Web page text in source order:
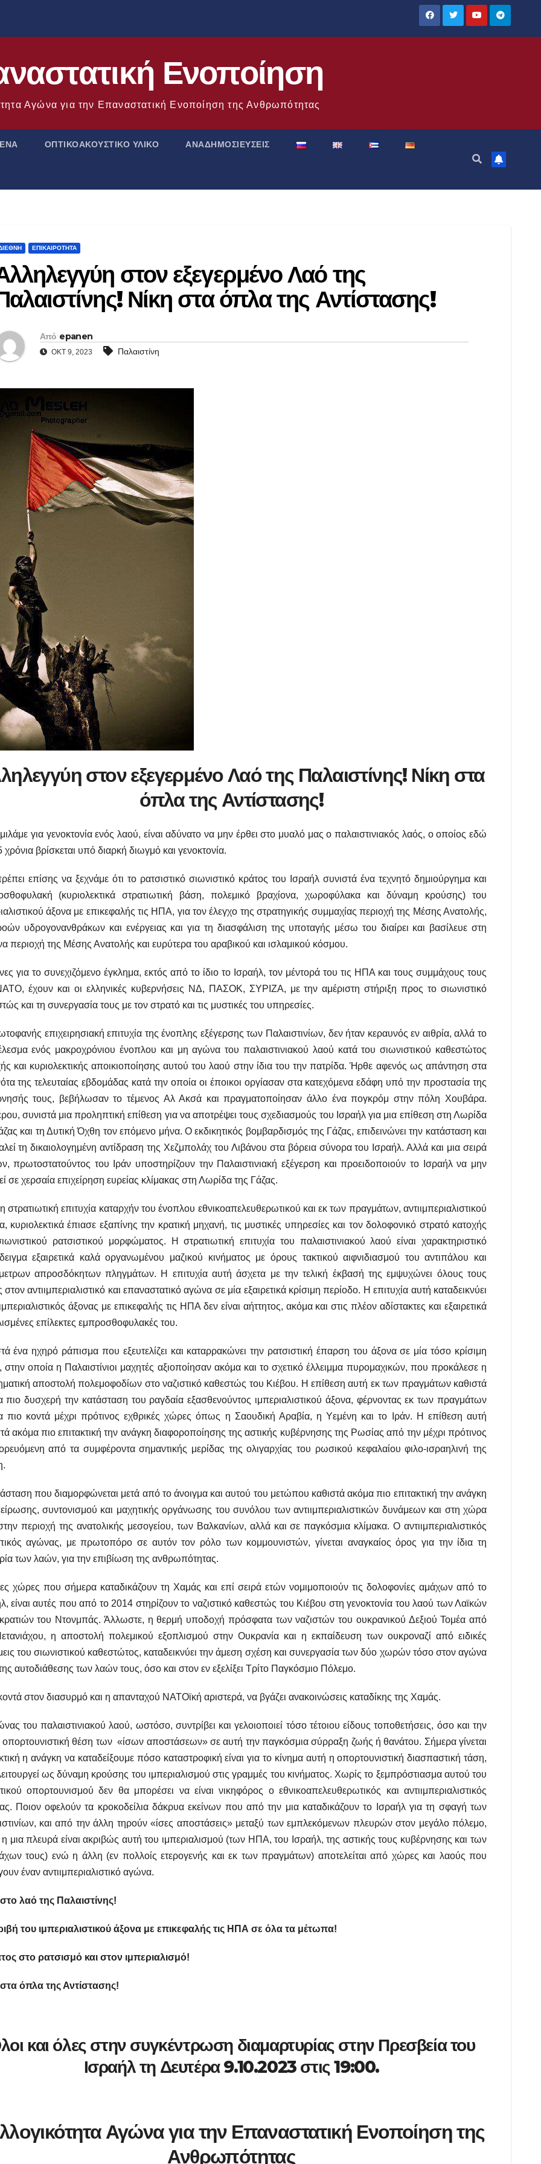
Ενοποίηση
Αγώνα για την Επαναστατική Ενοποίηση της Ανθρωπότητας
ΟΠΤΙΚΟΑΚΟΥΣΤΙΚΟ ΥΛΙΚΟ ΑΝΑΔΗΜΟΣΙΕΥΣΕΙΣ
ΕΠΙΚΑΙΡΌΤΗΤΑ
στον εξεγερμένο Λαό της
Νίκη στα όπλα της Αντίστασης!
Από epanen
ΟΚΤ 9, 2023 Παλαιστίνη
στον εξεγερμένο Λαό της Παλαιστίνης! Νίκη στα
όπλα της Αντίστασης!
για γενοκτονία ενός λαού, είναι αδύνατο να μην έρθει στο μυαλό μας ο παλαιστινιακός λαός, ο οποίος εδώ
χρόνια βρίσκεται υπό διαρκή διωγμό και γενοκτονία.
επίσης να ξεχνάμε ότι το ρατσιστικό σιωνιστικό κράτος του Ισραήλ συνιστά ένα τεχνητό δημιούργημα και
(κυριολεκτικά στρατιωτική βάση, πολεμικό βραχίονα, χωροφύλακα και δύναμη κρούσης) του
άξονα με επικεφαλής τις ΗΠΑ, για τον έλεγχο της στρατηγικής συμμαχίας περιοχή της Μέσης Ανατολής,
υδρογονανθράκων και ενέργειας και για τη διασφάλιση της υποταγής μέσω του διαίρει και βασίλευε στη
περιοχή της Μέσης Ανατολής και ευρύτερα του αραβικού και ισλαμικού κόσμου.
για το συνεχιζόμενο έγκλημα, εκτός από το ίδιο το Ισραήλ, τον μέντορά του τις ΗΠΑ και τους συμμάχους τους
έχουν και οι ελληνικές κυβερνήσεις ΝΔ, ΠΑΣΟΚ, ΣΥΡΙΖΑ, με την αμέριστη στήριξη προς το σιωνιστικό
και τη συνεργασία τους με τον στρατό και τις μυστικές του υπηρεσίες.
επιχειρησιακή επιτυχία της ένοπλης εξέγερσης των Παλαιστινίων, δεν ήταν κεραυνός εν αιθρία, αλλά το
ενός μακροχρόνιου ένοπλου και μη αγώνα του παλαιστινιακού λαού κατά του σιωνιστικού καθεστώτος
και κυριολεκτικής αποικιοποίησης αυτού του λαού στην ίδια του την πατρίδα. Ήρθε αφενός ως απάντηση στα
της τελευταίας εβδομάδας κατά την οποία οι έποικοι οργίασαν στα κατεχόμενα εδάφη υπό την προστασία της
τους, βεβήλωσαν το τέμενος Αλ Ακσά και πραγματοποίησαν άλλο ένα πογκρόμ στην πόλη Χουβάρα.
συνιστά μια προληπτική επίθεση για να αποτρέψει τους σχεδιασμούς του Ισραήλ για μια επίθεση στη Λωρίδα
και τη Δυτική Όχθη τον επόμενο μήνα. Ο εκδικητικός βομβαρδισμός της Γάζας, επιδεινώνει την κατάσταση και
τη δικαιολογημένη αντίδραση της Χεζμπολάχ του Λιβάνου στα βόρεια σύνορα του Ισραήλ. Αλλά και μια σειρά
πρωτοστατούντος του Ιράν υποστηρίζουν την Παλαιστινιακή εξέγερση και προειδοποιούν το Ισραήλ να μην
σε χερσαία επιχείρηση ευρείας κλίμακας στη Λωρίδα της Γάζας.
στρατιωτική επιτυχία καταρχήν του ένοπλου εθνικοαπελευθερωτικού και εκ των πραγμάτων, αντιιμπεριαλιστικού
κυριολεκτικά έπιασε εξαπίνης την κρατική μηχανή, τις μυστικές υπηρεσίες και τον δολοφονικό στρατό κατοχής
ρατσιστικού μορφώματος. Η στρατιωτική επιτυχία του παλαιστινιακού λαού είναι χαρακτηριστικό
εξαιρετικά καλά οργανωμένου μαζικού κινήματος με όρους τακτικού αιφνιδιασμού του αντιπάλου και
απροσδόκητων πληγμάτων. Η επιτυχία αυτή άσχετα με την τελική έκβασή της εμψυχώνει όλους τους
αντιιμπεριαλιστικό και επαναστατικό αγώνα σε μία εξαιρετικά κρίσιμη περίοδο. Η επιτυχία αυτή καταδεικνύει
άξονας με επικεφαλής τις ΗΠΑ δεν είναι αήττητος, ακόμα και στις πλέον αδίστακτες και εξαιρετικά
επίλεκτες εμπροσθοφυλακές του.
ένα ηχηρό ράπισμα που εξευτελίζει και καταρρακώνει την ρατσιστική έπαρση του άξονα σε μία τόσο κρίσιμη
οποία η Παλαιστίνιοι μαχητές αξιοποίησαν ακόμα και το σχετικό έλλειμμα πυρομαχικών, που προκάλεσε η
αποστολή πολεμοφοδίων στο ναζιστικό καθεστώς του Κιέβου. Η επίθεση αυτή εκ των πραγμάτων καθιστά
πιο δυσχερή την κατάσταση του ραγδαία εξασθενούντος ιμπεριαλιστικού άξονα, φέρνοντας εκ των πραγμάτων
πιο κοντά μέχρι πρότινος εχθρικές χώρες όπως η Σαουδική Αραβία, η Υεμένη και το Ιράν. Η επίθεση αυτή
ακόμα πιο επιτακτική την ανάγκη διαφοροποίησης της αστικής κυβέρνησης της Ρωσίας από την μέχρι πρότινος
από τα συμφέροντα σημαντικής μερίδας της ολιγαρχίας του ρωσικού κεφαλαίου φιλο-ισραηλινή της
που διαμορφώνεται μετά από το άνοιγμα και αυτού του μετώπου καθιστά ακόμα πιο επιτακτική την ανάγκη
συντονισμού και μαχητικής οργάνωσης του συνόλου των αντιιμπεριαλιστικών δυνάμεων και στη χώρα
περιοχή της ανατολικής μεσογείου, των Βαλκανίων, αλλά και σε παγκόσμια κλίμακα. Ο αντιιμπεριαλιστικός
αγώνας, με πρωτοπόρο σε αυτόν τον ρόλο των κομμουνιστών, γίνεται αναγκαίος όρος για την ίδια τη
των λαών, για την επιβίωση της ανθρωπότητας.
χώρες που σήμερα καταδικάζουν τη Χαμάς και επί σειρά ετών νομιμοποιούν τις δολοφονίες αμάχων από το
είναι αυτές που από το 2014 στηρίζουν το ναζιστικό καθεστώς του Κιέβου στη γενοκτονία του λαού των Λαϊκών
του Ντονμπάς. Άλλωστε, η θερμή υποδοχή πρόσφατα των ναζιστών του ουκρανικού Δεξιού Τομέα από
η αποστολή πολεμικού εξοπλισμού στην Ουκρανία και η εκπαίδευση των ουκροναζί από ειδικές
του σιωνιστικού καθεστώτος, καταδεικνύει την άμεση σχέση και συνεργασία των δύο χωρών τόσο στον αγώνα
αυτοδιάθεσης των λαών τους, όσο και στον εν εξελίξει Τρίτο Παγκόσμιο Πόλεμο.
στον διασυρμό και η απανταχού ΝΑΤΟϊκή αριστερά, να βγάζει ανακοινώσεις καταδίκης της Χαμάς.
του παλαιστινιακού λαού, ωστόσο, συντρίβει και γελοιοποιεί τόσο τέτοιου είδους τοποθετήσεις, όσο και την
οπορτουνιστική θέση των «ίσων αποστάσεων» σε αυτή την παγκόσμια σύρραξη ζωής ή θανάτου. Σήμερα γίνεται
η ανάγκη να καταδείξουμε πόσο καταστροφική είναι για το κίνημα αυτή η οπορτουνιστική διασπαστική τάση,
ως δύναμη κρούσης του ιμπεριαλισμού στις γραμμές του κινήματος. Χωρίς το ξεμπρόστιασμα αυτού του
οπορτουνισμού δεν θα μπορέσει να είναι νικηφόρος ο εθνικοαπελευθερωτικός και αντιιμπεριαλιστικός
Ποιον οφελούν τα κροκοδείλια δάκρυα εκείνων που από την μια καταδικάζουν το Ισραήλ για τη σφαγή των
και από την άλλη τηρούν «ίσες αποστάσεις» μεταξύ των εμπλεκόμενων πλευρών στον μεγάλο πόλεμο,
μια πλευρά είναι ακριβώς αυτή του ιμπεριαλισμού (των ΗΠΑ, του Ισραήλ, της αστικής τους κυβέρνησης και των
τους) ενώ η άλλη (εν πολλοίς ετερογενής και εκ των πραγμάτων) αποτελείται από χώρες και λαούς που
έναν αντιιμπεριαλιστικό αγώνα.
λαό της Παλαιστίνης!
του ιμπεριαλιστικού άξονα με επικεφαλής τις ΗΠΑ σε όλα τα μέτωπα!
στο ρατσισμό και στον ιμπεριαλισμό!
όπλα της Αντίστασης!
και όλες στην συγκέντρωση διαμαρτυρίας στην Πρεσβεία του
Ισραήλ τη Δευτέρα 9.10.2023 στις 19:00.
Αγώνα για την Επαναστατική Ενοποίηση της
Ανθρωπότητας